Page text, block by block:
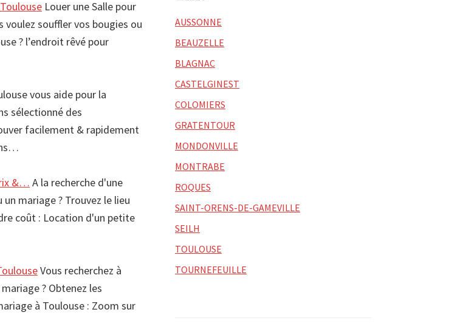
Louer une Salle pour
voulez souffler vos bougies ou
? l’endroit rêvé pour
vous aide pour la
sélectionné des
facilement & rapidement
&… A la recherche d'une
mariage ? Trouvez le lieu
coût : Location d'un petite
Vous recherchez à
? Obtenez les
à Toulouse : Zoom sur
AUSSONNE
BEAUZELLE
BLAGNAC
CASTELGINEST
COLOMIERS
GRATENTOUR
MONDONVILLE
MONTRABE
ROQUES
SAINT-ORENS-DE-GAMEVILLE
SEILH
TOULOUSE
TOURNEFEUILLE